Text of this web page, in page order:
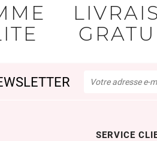
SERVICE